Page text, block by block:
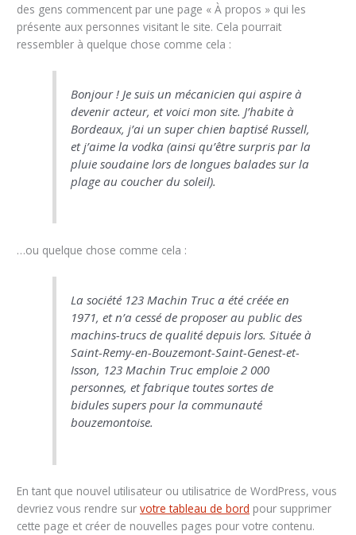
des gens commencent par une page « À propos » qui les
présente aux personnes visitant le site. Cela pourrait
ressembler à quelque chose comme cela :
Bonjour ! Je suis un mécanicien qui aspire à
devenir acteur, et voici mon site. J’habite à
Bordeaux, j’ai un super chien baptisé Russell,
et j’aime la vodka (ainsi qu’être surpris par la
pluie soudaine lors de longues balades sur la
plage au coucher du soleil).
…ou quelque chose comme cela :
La société 123 Machin Truc a été créée en
1971, et n’a cessé de proposer au public des
machins-trucs de qualité depuis lors. Située à
Saint-Remy-en-Bouzemont-Saint-Genest-et-
Isson, 123 Machin Truc emploie 2 000
personnes, et fabrique toutes sortes de
bidules supers pour la communauté
bouzemontoise.
En tant que nouvel utilisateur ou utilisatrice de WordPress, vous
devriez vous rendre survotre tableau de bord pour supprimer
cette page et créer de nouvelles pages pour votre contenu.